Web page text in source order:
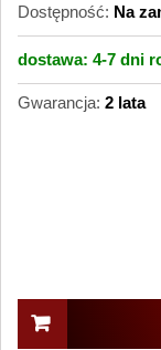
Dostępność: Na
dostawa: 4-7 dni
Gwarancja: 2 lata